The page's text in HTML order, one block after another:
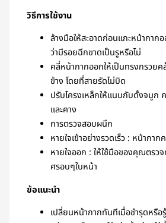
วิธีการใช้งาน
ล้างมือให้สะอาดก่อนแกะหน้ากาก
ว่ามีรอยฉีกขาดเป็นรูหรือไม่
คลี่หน้ากากออกให้เป็นทรงกรวย
ข้าง โดยที่สายรัดไม่บิด
ปรับโครงเหล็กให้แนบกับดั้งจมูก
และคาง
การตรวจสอบผนึก
หายใจเข้าอย่างรวดเร็ว : หน้ากาก
หายใจออก : ให้ใช้มือของคุณตรวจ
ศรอบๆใบหน้า
ข้อแนะนำ
เปลี่ยนหน้ากากทันทีเมื่อชำรุดหรือ